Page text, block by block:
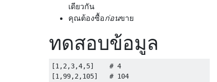
เดียวกัน
คุณต้องซื้อก่อนขาย
ทดสอบข้อมูล
[1,2,3,4,5]    # 4
[1,99,2,105]   # 104